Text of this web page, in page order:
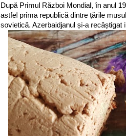
După Primul Război Mondial, în anul
astfel prima republică dintre țările
sovietică. Azerbaidjanul și-a recâștigat